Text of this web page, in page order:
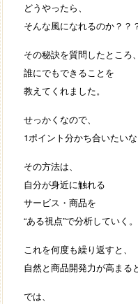
どうやったら、
そんな風になれるのか？？
その秘訣を質問したところ、
誰にでもできることを
教えてくれました。
せっかくなので、
1ポイント分かち合いたいな
その方法は、
自分が身近に触れる
サービス・商品を
“ある視点”で分析していく。
これを何度も繰り返すと、
自然と商品開発力が高まる
では、